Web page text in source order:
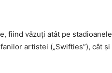
fiind văzuți atât pe
artistei („Swifties”), cât